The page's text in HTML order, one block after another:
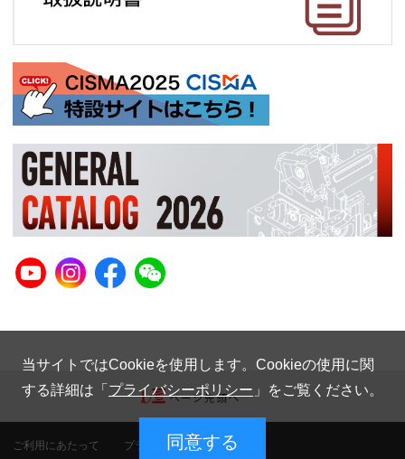
ご利用にあたって プライバシーポリシー
当サイトではCookieを使用します。Cookieの使用に関
する詳細は「 プライバシーポリシー 」をご覧ください。
同意する